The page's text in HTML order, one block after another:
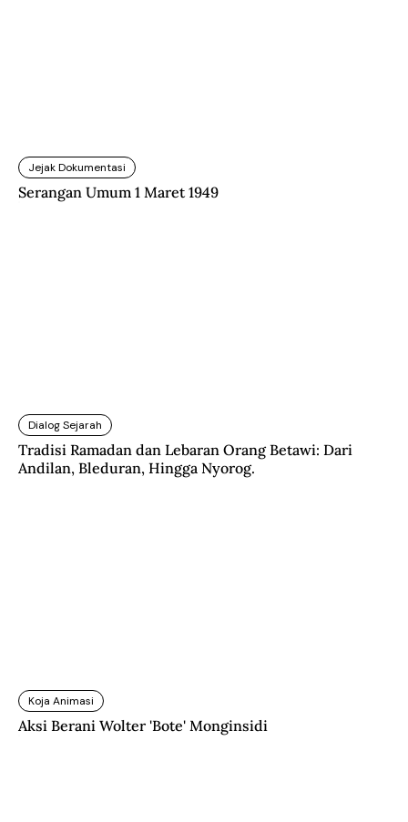
Jejak Dokumentasi
Serangan Umum 1 Maret 1949
Dialog Sejarah
Tradisi Ramadan dan Lebaran Orang Betawi: Dari
Andilan, Bleduran, Hingga Nyorog.
Koja Animasi
Aksi Berani Wolter 'Bote' Monginsidi